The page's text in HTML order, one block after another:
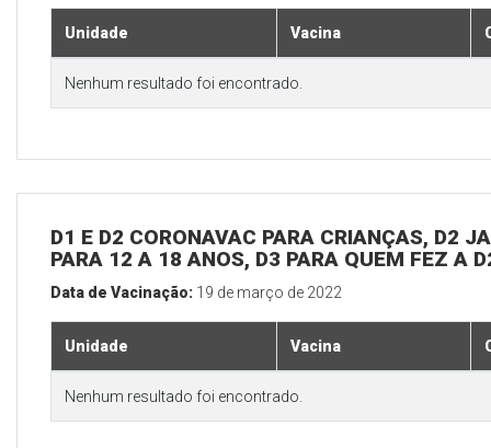
Unidade Vacina
Nenhum resultado foi encontrado.
D1 E D2 CORONAVAC PARA CRIANÇAS, D2
PARA 12 A 18 ANOS, D3 PARA QUEM FEZ A
Data de Vacinação: 19 de março de 2022
Unidade Vacina
Nenhum resultado foi encontrado.